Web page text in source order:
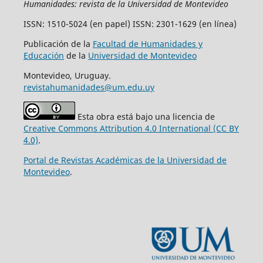
Humanidades: revista de la Universidad de Montevideo
ISSN: 1510-5024 (en papel) ISSN: 2301-1629 (en línea)
Publicación de la Facultad de Humanidades y
Educación de la Universidad de Montevideo
Montevideo, Uruguay.
revistahumanidades@um.edu.uy
Esta obra está bajo una licencia de
Creative Commons Attribution 4.0 International (CC BY
4.0).
Portal de Revistas Académicas de la Universidad de
Montevideo.